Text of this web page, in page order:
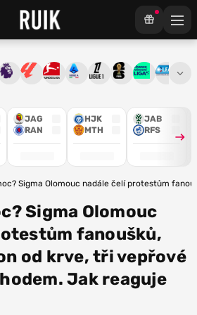
JAG
RAN
HJK
MTH
JAB
RFS
liga
liga
Premier League
La LigaBundesliga
Serie ALigue 1Mistrovství světa
Chance3. ČFL
Sigma Olomouc nadále čelí protestům
Sigma Olomouc
fanoušků,
od krve, tři vepřové
Jak reaguje